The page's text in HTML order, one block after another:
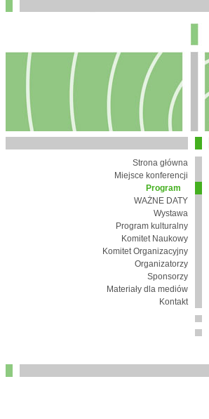
Strona główna
Miejsce konferencji
Program
WAŻNE DATY
Wystawa
Program kulturalny
Komitet Naukowy
Komitet Organizacyjny
Organizatorzy
Sponsorzy
Materiały dla mediów
Kontakt